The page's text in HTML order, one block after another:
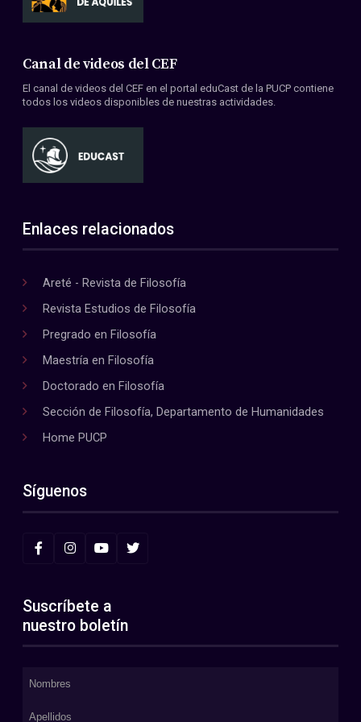
Canal de videos del CEF
El canal de videos del CEF en el portal eduCast de la PUCP contiene
todos los videos disponibles de nuestras actividades.
Enlaces relacionados
Areté - Revista de Filosofía
Revista Estudios de Filosofía
Pregrado en Filosofía
Maestría en Filosofía
Doctorado en Filosofía
Sección de Filosofía, Departamento de Humanidades
Home PUCP
Síguenos
Suscríbete a
nuestro boletín